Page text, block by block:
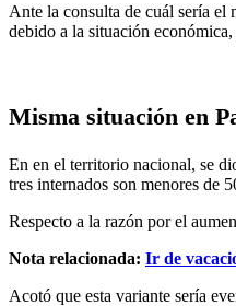
Ante la consulta de cuál sería el
debido a la situación
Misma situación en
En en el territorio nacional, se
tres internados son menores de
Respecto a la razón por el
Nota relacionada: Ir de
Acotó que esta variante sería